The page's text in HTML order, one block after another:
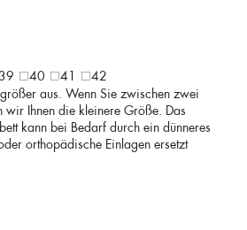
39 40 41
42
aus. Wenn Sie zwischen zwei
wir Ihnen die kleinere Größe. Das
kann bei Bedarf durch ein dünneres
orthopädische Einlagen ersetzt